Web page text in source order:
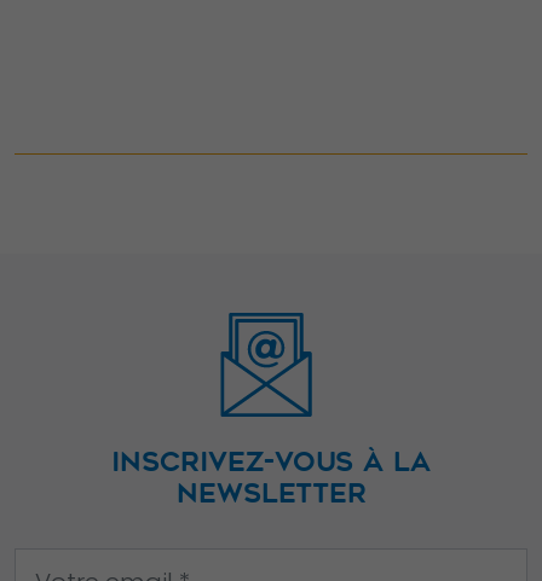
INSCRIVEZ-VOUS À LA
NEWSLETTER